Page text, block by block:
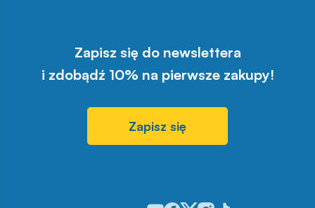
Zapisz się do newslettera
i zdobądź 10% na pierwsze zakupy!
Zapisz się